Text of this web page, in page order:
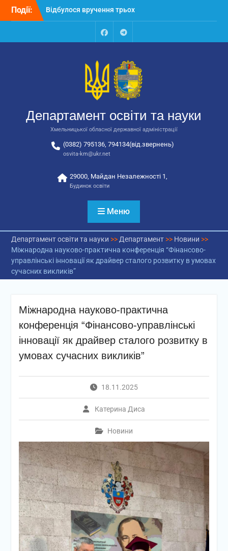
Перейти
Події:
Відбулося засідання
колегії Департаменту
освіти та науки обласної
державної адміністрації
відповідальних за
національно-патріотичне
автобусів для потреб
закладів освіти
FacebookTalegram
Департамент освіти та науки
Хмельницької обласної державної адміністрації
(0382) 795136, 794134(від.звернень)
osvita-km@ukr.net
29000, Майдан Незалежності 1,
Будинок освіти
Меню
Департамент освіти та науки >> Департамент>> Новини >>
Міжнародна науково-практична конференція “Фінансово-
управлінські інновації як драйвер сталого розвитку в умовах
сучасних викликів”
Міжнародна науково-практична
конференція “Фінансово-управлінські
інновації як драйвер сталого розвитку в
умовах сучасних викликів”
18.11.2025
Катерина Диса
Новини